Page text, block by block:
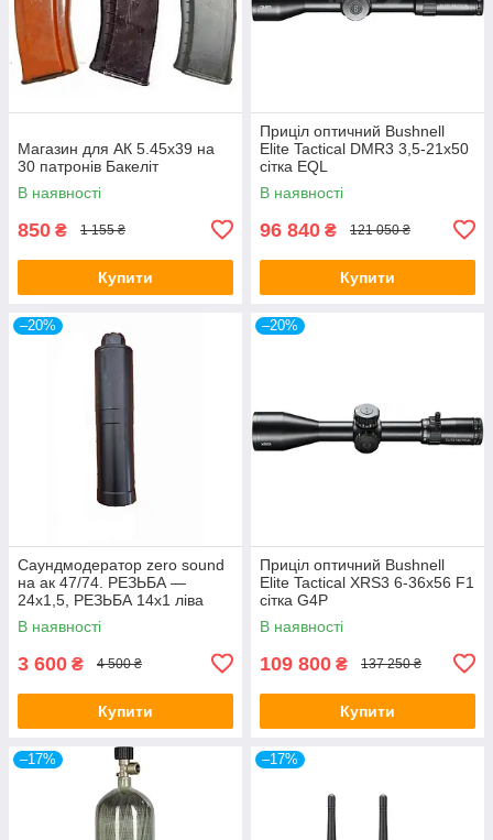
Магазин для АК 5.45х39 на
30 патронів Бакеліт
В наявності
850 ₴ 1 155 ₴
Купити
Приціл оптичний Bushnell
Elite Tactical DMR3 3,5-21x50
сітка EQL
В наявності
96 840 ₴ 121 050 ₴
Купити
–20%
Саундмодератор zero sound
на ак 47/74. РЕЗЬБА —
24х1,5, РЕЗЬБА 14х1 ліва
В наявності
3 600 ₴ 4 500 ₴
Купити
–20%
Приціл оптичний Bushnell
Elite Tactical XRS3 6-36x56 F1
сітка G4P
В наявності
109 800 ₴ 137 250 ₴
Купити
–17% –17%